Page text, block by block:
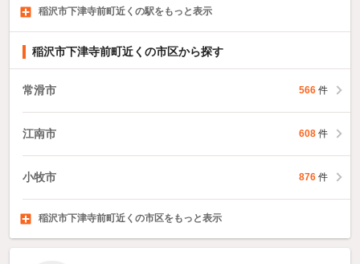
清洲駅441件
国府宮駅 772件
稲沢駅855件
稲沢市下津寺前町近くの駅をもっと表示
稲沢市下津寺前町近くの市区から探す
常滑市 566 件
江南市 608 件
小牧市 876 件
新城市209件
東海市670件
大府市528件
稲沢市下津寺前町近くの市区をもっと表示